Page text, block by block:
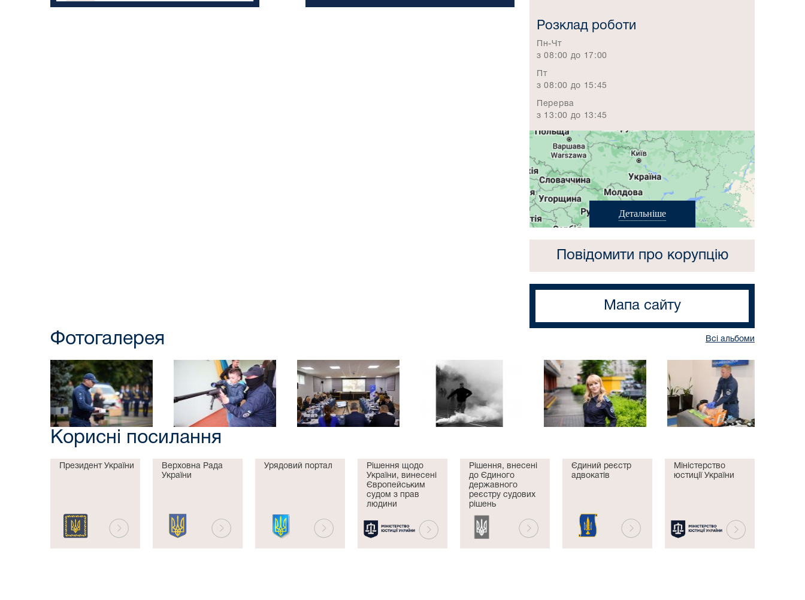
Розклад роботи
Пн-Чт
з 08:00 до 17:00
Пт
з 08:00 до 15:45
Перерва
з 13:00 до 13:45
Детальніше
Повідомити про корупцію
Мапа сайту
Фотогалерея Всі альбоми
Корисні посилання
Президент України
Верховна Рада
України
Урядовий портал
Рішення щодо
України, винесені
Європейським
судом з прав
людини
Рішення, внесені
до Єдиного
державного
реєстру судових
рішень
Єдиний реєстр
адвокатів
Міністерство
юстиції України